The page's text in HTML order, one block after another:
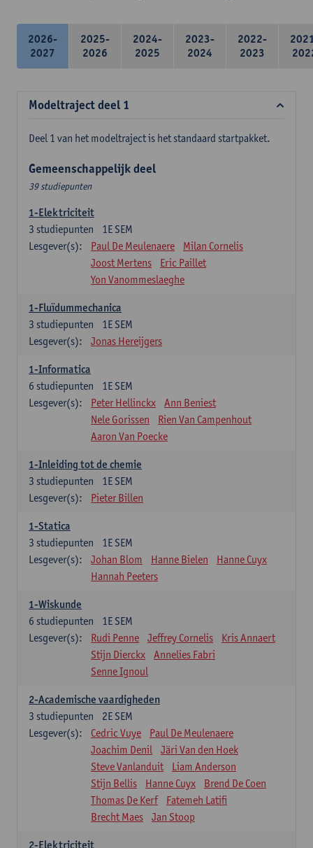
2026-
2027
2025-
2026
2024-
2025
2023-
2024
2022-
2023
Modeltraject deel 1
Deel 1 van het modeltraject is het standaard startpakket.
Gemeenschappelijk deel
39 studiepunten
1-Elektriciteit
1E SEM
3 studiepunten
Lesgever(s):
Paul De Meulenaere
Milan Cornelis
Joost Mertens
Eric Paillet
Yon Vanommeslaeghe
1-Fluïdummechanica
1E SEM
3 studiepunten
Lesgever(s):
Jonas Hereijgers
1-Informatica
1E SEM
6 studiepunten
Lesgever(s):
Peter Hellinckx
Ann Beniest
Nele Gorissen
Rien Van Campenhout
Aaron Van Poecke
1-Inleiding tot de chemie
1E SEM
3 studiepunten
Lesgever(s):
Pieter Billen
1-Statica
1E SEM
3 studiepunten
Lesgever(s):
Johan Blom Hanne Bielen
Hanne Cuyx
Hannah Peeters
1-Wiskunde
1E SEM
6 studiepunten
Lesgever(s):
Rudi Penne Jeffrey Cornelis
Kris Annaert
Stijn Dierckx
Annelies Fabri
Senne Ignoul
2-Academische vaardigheden
2E SEM
3 studiepunten
Lesgever(s):
Cedric Vuye
Paul De Meulenaere
Joachim Denil
Järi Van den Hoek
Steve Vanlanduit
Liam Anderson
Stijn Bellis
Hanne Cuyx
Brend De Coen
Thomas De Kerf
Fatemeh Latifi
Brecht Maes
Jan Stoop
2-Elektriciteit